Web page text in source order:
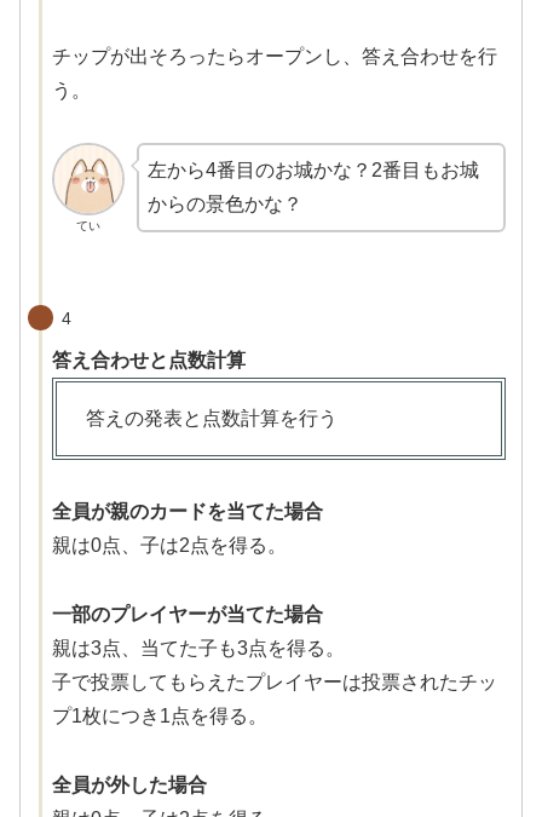
チップが出そろったらオープンし、答え合わせを行
う。
てい
左から4番目のお城かな？2番目もお城
からの景色かな？
4
答え合わせと点数計算
答えの発表と点数計算を行う
全員が親のカードを当てた場合
親は0点、子は2点を得る。
一部のプレイヤーが当てた場合
親は3点、当てた子も3点を得る。
子で投票してもらえたプレイヤーは投票されたチッ
プ1枚につき1点を得る。
全員が外した場合